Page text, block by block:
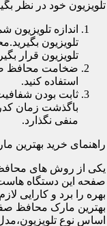
تلویزیون خود در نظر
اندازه
تلویزیون
تلویزیون قرار
ضخامت محافظ
استفاده کنید.
ثابت بودن
باگذشت زمان کدر
منفی نگذارد.
راهنمای خرید بهترین
یکی از روش های
صفحه این دستگاه
بهره را برد و کارایی
بهترین مارک محافظ
اساس نوع